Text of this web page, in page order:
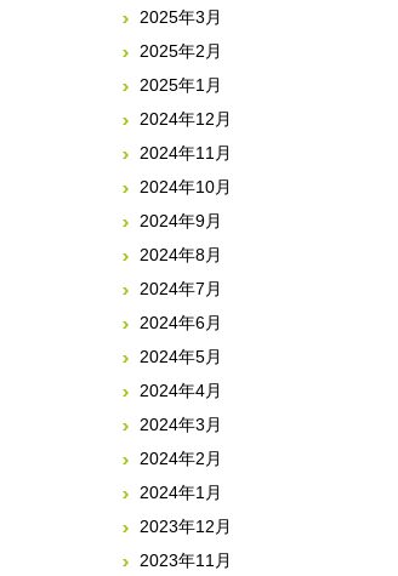
2025年3月
2025年2月
2025年1月
2024年12月
2024年11月
2024年10月
2024年9月
2024年8月
2024年7月
2024年6月
2024年5月
2024年4月
2024年3月
2024年2月
2024年1月
2023年12月
2023年11月